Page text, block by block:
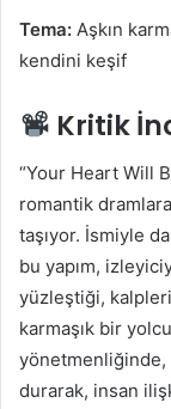
Tema: Aşkın
kendini keşif
Kritik
“Your Heart Will
romantik
taşıyor. İsmiyle
bu yapım,
yüzleştiği,
karmaşık bir
durarak, insan